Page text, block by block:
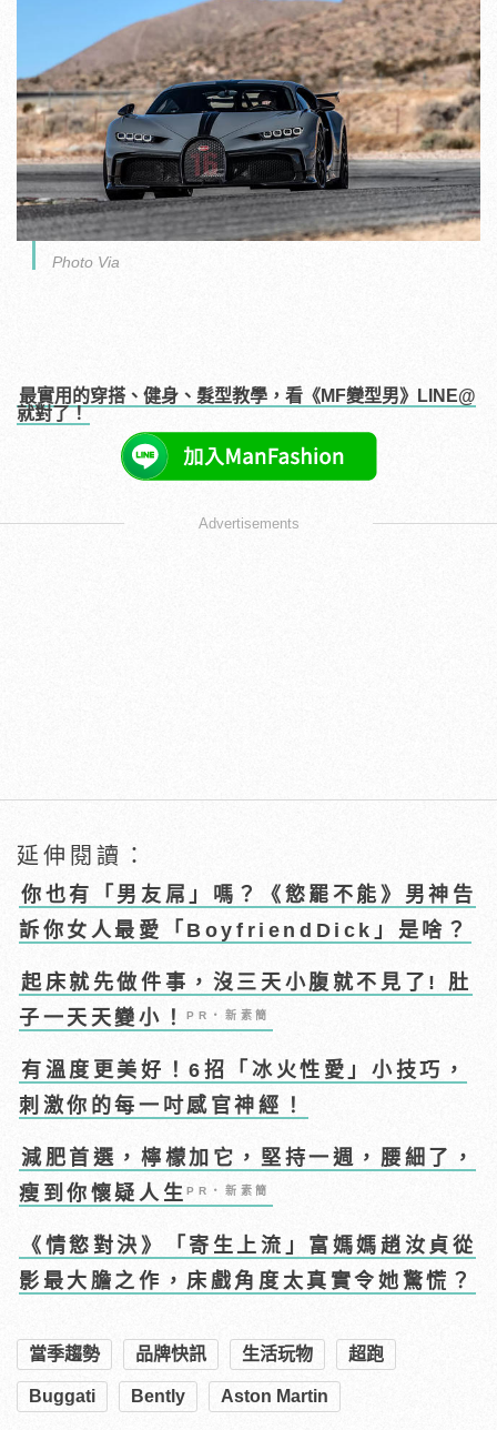
Photo Via
最實用的穿搭、健身、髮型教學，看《MF變型男》LINE@
就對了！
Advertisements
延伸閱讀：
你也有「男友屌」嗎？《慾罷不能》男神告
訴你女人最愛「BoyfriendDick」是啥？
起床就先做件事，沒三天小腹就不見了! 肚
子一天天變小！PR・新素簡
有溫度更美好！6招「冰火性愛」小技巧，
刺激你的每一吋感官神經！
減肥首選，檸檬加它，堅持一週，腰細了，
瘦到你懷疑人生PR・新素簡
《情慾對決》「寄生上流」富媽媽趙汝貞從
影最大膽之作，床戲角度太真實令她驚慌？
當季趨勢 品牌快訊 生活玩物 超跑
Buggati Bently Aston Martin